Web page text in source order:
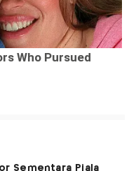
Sementara Piala